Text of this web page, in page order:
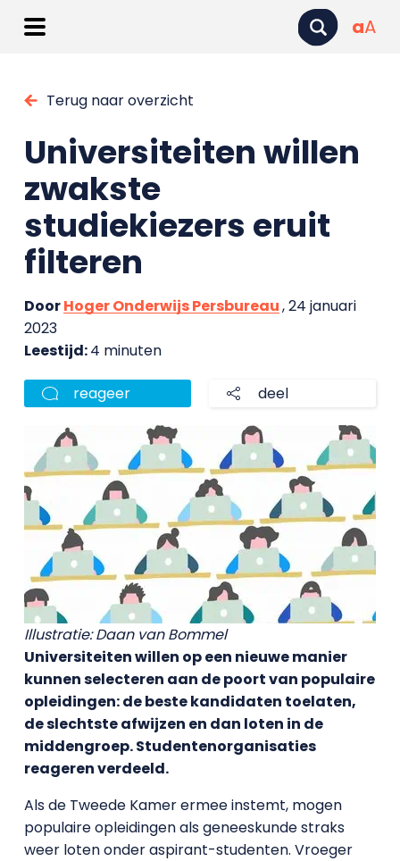
aA
Terug naar overzicht
Universiteiten willen
zwakste
studiekiezers eruit
filteren
DoorHoger Onderwijs Persbureau, 24 januari
2023
Leestijd:4 minuten
reageer deel
Illustratie: Daan van Bommel
Universiteiten willen op een nieuwe manier
kunnen selecteren aan de poort van populaire
opleidingen: de beste kandidaten toelaten,
de slechtste afwijzen en dan loten in de
middengroep. Studentenorganisaties
reageren verdeeld.
Als de Tweede Kamer ermee instemt, mogen
populaire opleidingen als geneeskunde straks
weer loten onder aspirant-studenten. Vroeger